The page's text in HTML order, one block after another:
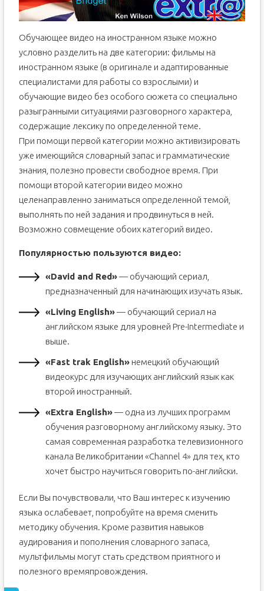
Обучающее видео на иностранном языке можно
условно разделить на две категории: фильмы на
иностранном языке (в оригинале и адаптированные
специалистами для работы со взрослыми) и
обучающие видео без особого сюжета со специально
разыгранными ситуациями разговорного характера,
содержащие лексику по определенной теме.
При помощи первой категории можно активизировать
уже имеющийся словарный запас и грамматические
знания, полезно провести свободное время. При
помощи второй категории видео можно
целенаправленно заниматься определенной темой,
выполнять по ней задания и продвинуться в ней.
Возможно совмещение обоих категорий видео.
Популярностью пользуются видео:
«David and Red»— обучающий сериал,
предназначенный для начинающих изучать язык.
«Living English»— обучающий сериал на
английском языке для уровней Pre-Intermediate и
выше.
«Fast trak English»немецкий обучающий
видеокурс для изучающих английский язык как
второй иностранный.
«Extra English»— одна из лучших программ
обучения разговорному английскому языку. Это
самая современная разработка телевизионного
канала Великобритании «Channel 4» для тех, кто
хочет быстро научиться говорить по-английски.
Если Вы почувствовали, что Ваш интерес к изучению
языка ослабевает, попробуйте на время сменить
методику обучения. Кроме развития навыков
аудирования и пополнения словарного запаса,
мультфильмы могут стать средством приятного и
полезного времяпровождения.